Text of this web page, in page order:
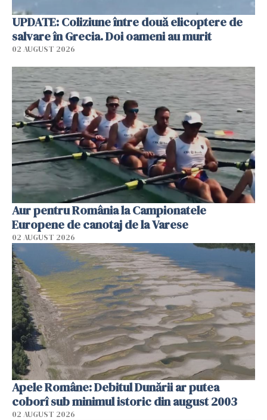
UPDATE: Coliziune între două elicoptere de
salvare în Grecia. Doi oameni au murit
02 AUGUST 2026
Aur pentru România la Campionatele
Europene de canotaj de la Varese
02 AUGUST 2026
Apele Române: Debitul Dunării ar putea
coborî sub minimul istoric din august 2003
02 AUGUST 2026